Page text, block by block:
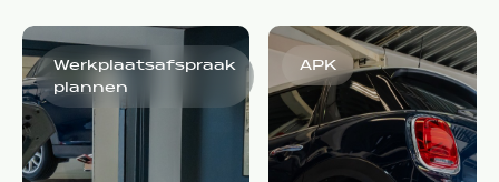
Werkplaatsafspraak
plannen
APK